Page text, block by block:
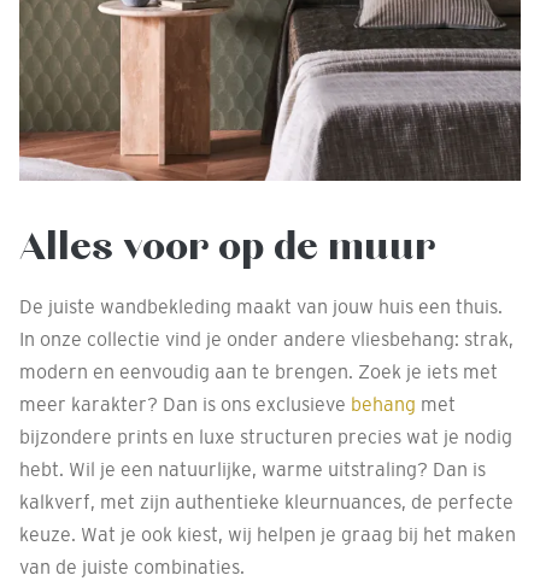
Alles voor op de muur
De juiste wandbekleding maakt van jouw huis een thuis.
In onze collectie vind je onder andere vliesbehang: strak,
modern en eenvoudig aan te brengen. Zoek je iets met
meer karakter? Dan is ons exclusieve behang met
bijzondere prints en luxe structuren precies wat je nodig
hebt. Wil je een natuurlijke, warme uitstraling? Dan is
kalkverf, met zijn authentieke kleurnuances, de perfecte
keuze. Wat je ook kiest, wij helpen je graag bij het maken
van de juiste combinaties.